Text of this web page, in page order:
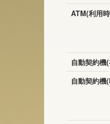
ATM(利用
自動契約機
自動契約機